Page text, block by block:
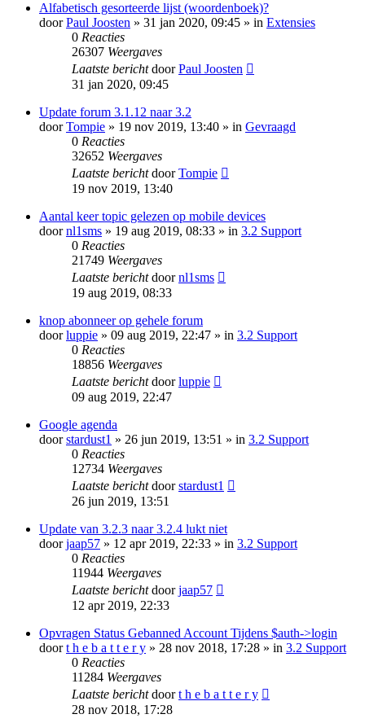
Alfabetisch gesorteerde lijst (woordenboek)?
doorPaul Joosten » 31 jan 2020, 09:45 » in Extensies
0 Reacties
26307 Weergaves
Laatste berichtdoorPaul Joosten
31 jan 2020, 09:45
Update forum 3.1.12 naar 3.2
doorTompie » 19 nov 2019, 13:40 » in Gevraagd
0 Reacties
32652 Weergaves
Laatste berichtdoorTompie
19 nov 2019, 13:40
Aantal keer topic gelezen op mobile devices
doornl1sms » 19 aug 2019, 08:33 » in 3.2 Support
0 Reacties
21749 Weergaves
Laatste berichtdoornl1sms
19 aug 2019, 08:33
knop abonneer op gehele forum
doorluppie » 09 aug 2019, 22:47 » in 3.2 Support
0 Reacties
18856 Weergaves
Laatste berichtdoorluppie
09 aug 2019, 22:47
Google agenda
doorstardust1 » 26 jun 2019, 13:51 » in 3.2 Support
0 Reacties
12734 Weergaves
Laatste berichtdoorstardust1
26 jun 2019, 13:51
Update van 3.2.3 naar 3.2.4 lukt niet
doorjaap57 » 12 apr 2019, 22:33 » in 3.2 Support
0 Reacties
11944 Weergaves
Laatste berichtdoorjaap57
12 apr 2019, 22:33
Opvragen Status Gebanned Account Tijdens $auth->login
doort h e b a t t e r y » 28 nov 2018, 17:28 » in 3.2 Support
0 Reacties
11284 Weergaves
Laatste berichtdoort h e b a t t e r y
28 nov 2018, 17:28